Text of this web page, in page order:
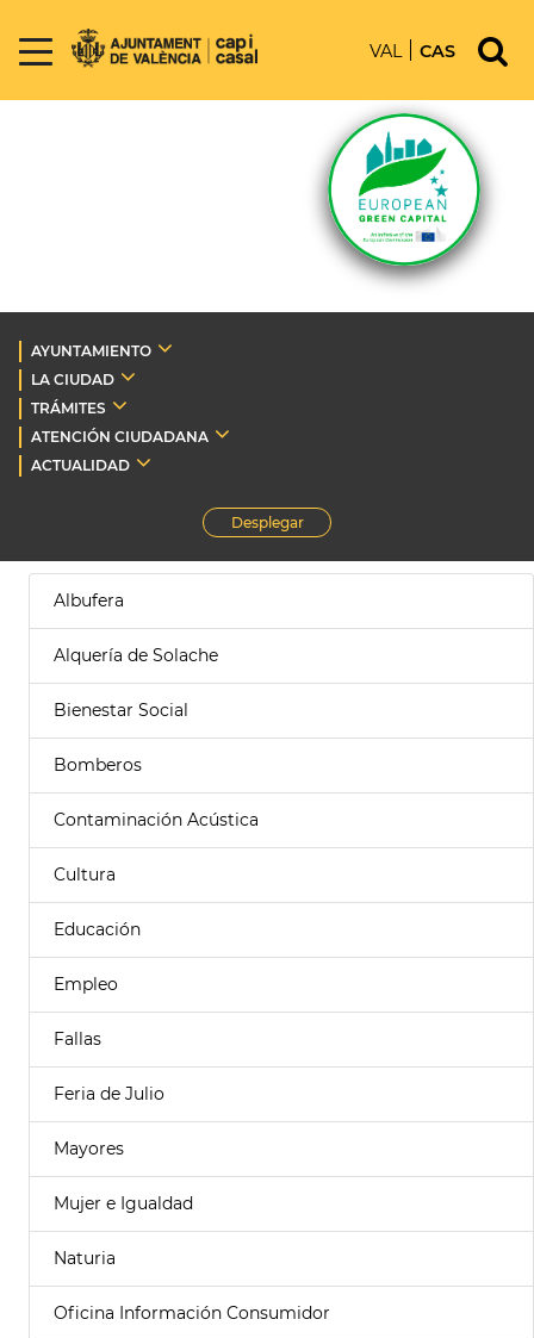
VAL CAS
AYUNTAMIENTO
LA CIUDAD
TRÁMITES
ATENCIÓN CIUDADANA
ACTUALIDAD
Desplegar
Albufera
Alquería de Solache
Bienestar Social
Bomberos
Contaminación Acústica
Cultura
Educación
Empleo
Fallas
Feria de Julio
Mayores
Mujer e Igualdad
Naturia
Oficina Información Consumidor